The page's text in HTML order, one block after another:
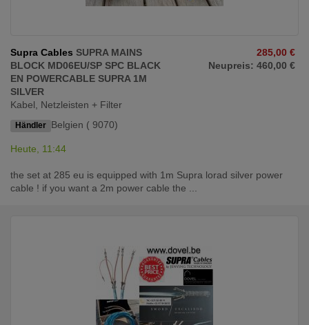
Supra Cables SUPRA MAINS
BLOCK MD06EU/SP SPC BLACK
EN POWERCABLE SUPRA 1M
SILVER
Kabel, Netzleisten + Filter
Händler Belgien ( 9070)
285,00 €
Neupreis: 460,00 €
Heute, 11:44
the set at 285 eu is equipped with 1m Supra lorad silver power
cable ! if you want a 2m power cable the ...